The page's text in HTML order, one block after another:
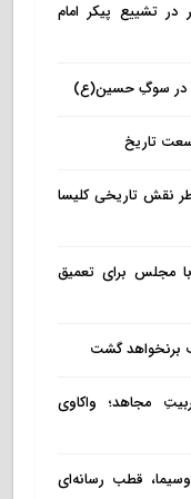
در تشییع پیکر امام
در سوگِ حسین(ع)
تاریخ
نقش تاریخی کلیسا
مجلس برای تعمیق
برنخواهد گشت
مجاهد؛ واکاوی
قطب رسانه‌ای